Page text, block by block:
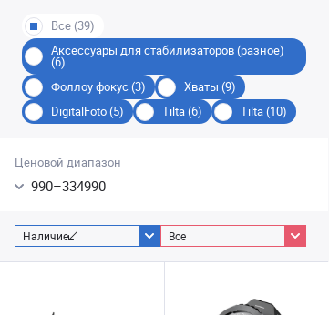
Все (39)
Аксессуары для стабилизаторов (разное)
(6)
Фоллоу фокус (3)
Хваты (9)
DigitalFoto (5)
Tilta (6) Tilta (10)
Ценовой диапазон
990–334990
Наличие Все